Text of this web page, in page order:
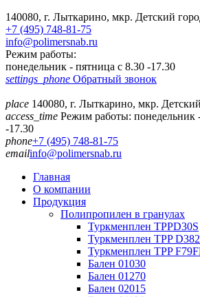
140080, г. Лыткарино, мкр. Детский
+7 (495) 748-81-75
info@polimersnab.ru
Режим работы:
понедельник - пятница с 8.30 -17.30
settings_phone Обратный звонок
place 140080, г. Лыткарино, мкр.
access_time Режим работы: понедельник
-17.30
phone+7 (495) 748-81-75
emailinfo@polimersnab.ru
Главная
О компании
Продукция
Полипропилен в гранулах
Туркменплен TPPD30S
Туркменплен TPP
Туркменплен TPP
Бален 01030
Бален 01270
Бален 02015